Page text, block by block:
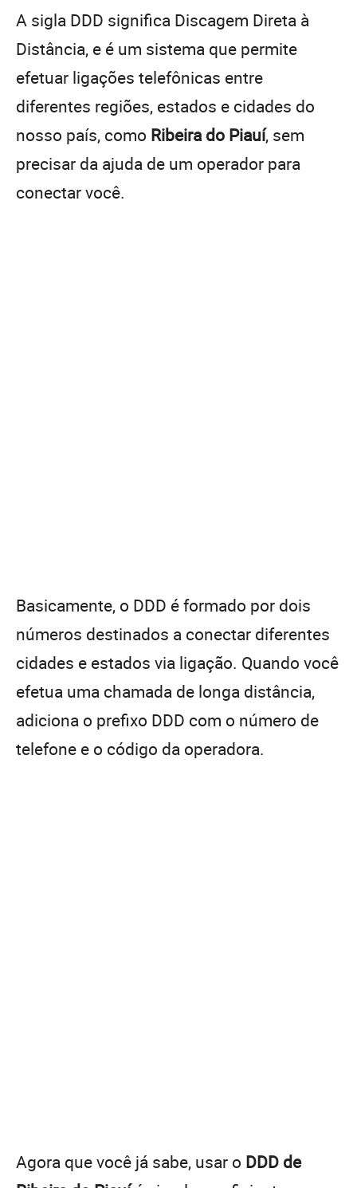
A sigla DDD significa Discagem Direta à
Distância, e é um sistema que permite
efetuar ligações telefônicas entre
diferentes regiões, estados e cidades do
nosso país, como Ribeira do Piauí, sem
precisar da ajuda de um operador para
conectar você.
Basicamente, o DDD é formado por dois
números destinados a conectar diferentes
cidades e estados via ligação. Quando você
efetua uma chamada de longa distância,
adiciona o prefixo DDD com o número de
telefone e o código da operadora.
Agora que você já sabe, usar o DDD de